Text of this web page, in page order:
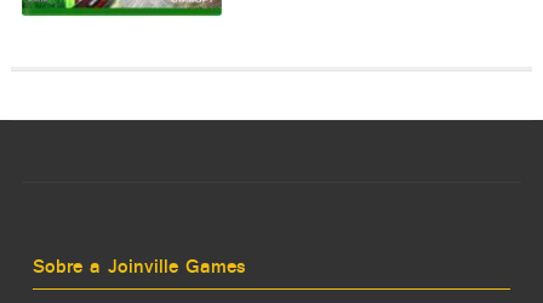
Sobre a Joinville Games